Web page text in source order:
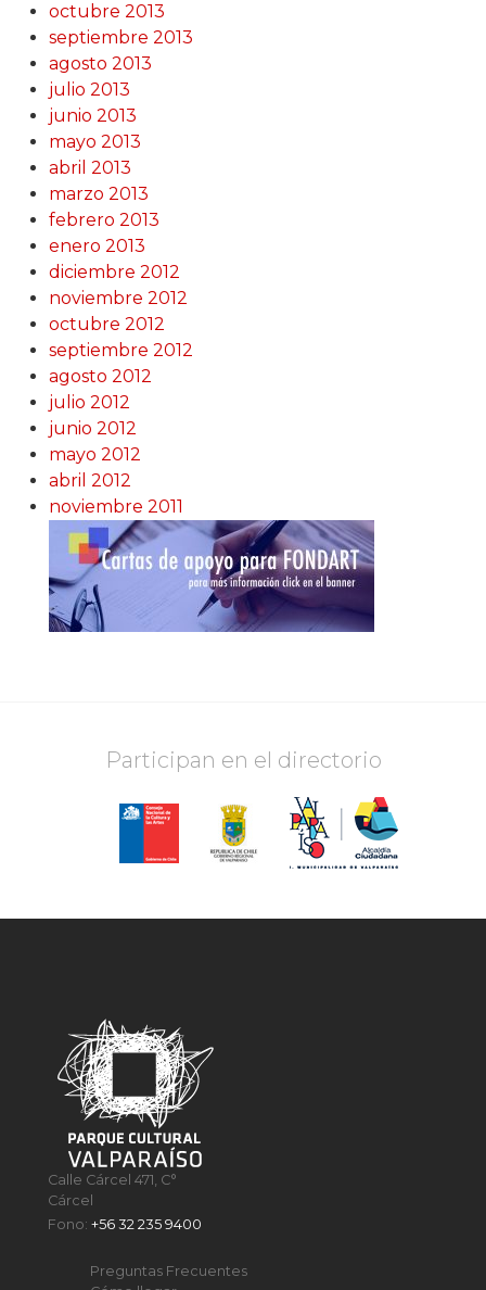
octubre 2013
septiembre 2013
agosto 2013
julio 2013
junio 2013
mayo 2013
abril 2013
marzo 2013
febrero 2013
enero 2013
diciembre 2012
noviembre 2012
octubre 2012
septiembre 2012
agosto 2012
julio 2012
junio 2012
mayo 2012
abril 2012
noviembre 2011
Participan en el directorio
Calle Cárcel 471, C°
Cárcel
Fono:+56 32 235 9400
Preguntas Frecuentes